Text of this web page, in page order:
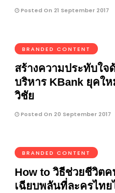
Posted On 21 September 2017
BRANDED CONTENT
สร้างความประทับใจ
บริหาร KBank ยุคใ
วิชัย
Posted On 20 September 2017
BRANDED CONTENT
How to วิธีช่วยชีวิต
เฉียบพลันที่ละครไท